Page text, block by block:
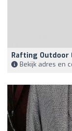
Rafting Outdoor
Bekijk adres en